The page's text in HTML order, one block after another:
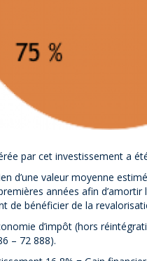
par cet investissement a
d’une valeur moyenne
années afin
de bénéficier de la
d’impôt (hors
– 72 888).